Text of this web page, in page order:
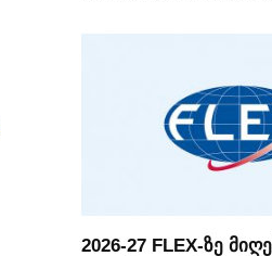
2026-27 FLEX-ზე